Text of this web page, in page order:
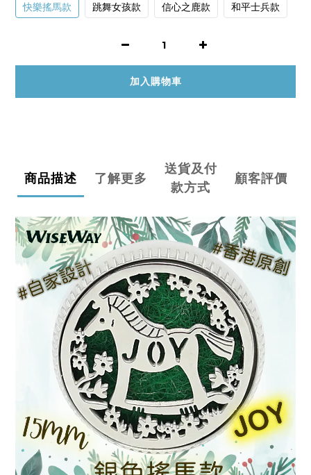
快樂搖馬款 跳舞女孩款 信心之鹿款 和平士兵款
加入購物車
商品描述 了解更多
送貨及付
款方式
顧客評價